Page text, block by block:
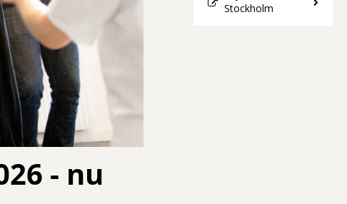
- nu
Stockholm